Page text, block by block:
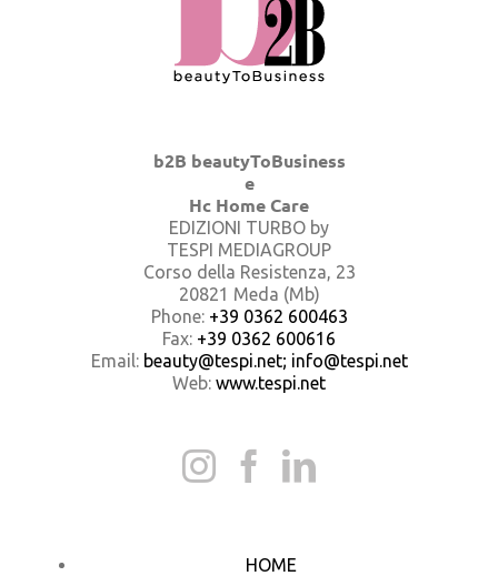
b2B beautyToBusiness
e
Hc Home Care
EDIZIONI TURBO by
TESPI MEDIAGROUP
Corso della Resistenza, 23
20821 Meda (Mb)
Phone: +39 0362 600463
Fax: +39 0362 600616
Email: beauty@tespi.net; info@tespi.net
Web: www.tespi.net
HOME